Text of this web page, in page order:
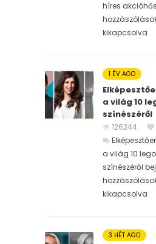
híres
kikapcsolva
1 ÉV AGO
a világ 10
színészéről
126244
a világ 10
színészéről
kikapcsolva
3 HÉT AGO